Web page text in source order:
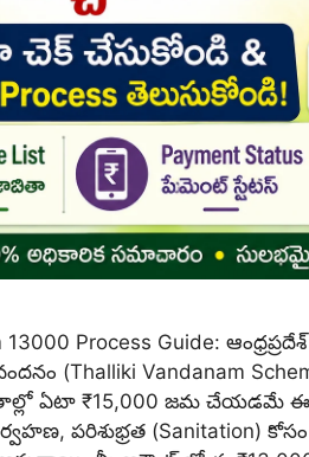
Process Guide:
(Thalliki Vandanam
ఏటా ₹15,000 జమ చేయడమే
పరిశుభ్రత (Sanitation)